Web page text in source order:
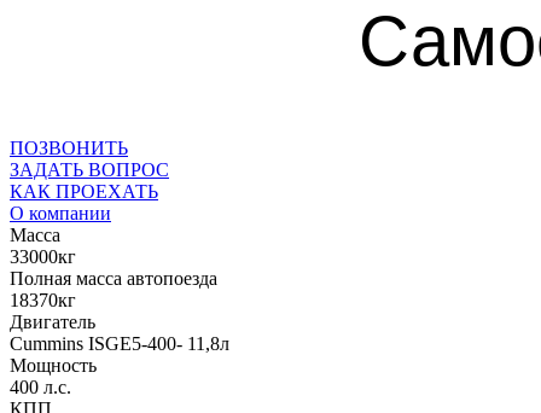
ПОЗВОНИТЬ
ЗАДАТЬ ВОПРОС
КАК ПРОЕХАТЬ
О компании
Масса
33000кг
Полная масса автопоезда
18370кг
Двигатель
Cummins ISGE5-400- 11,8л
Мощность
400 л.с.
КПП